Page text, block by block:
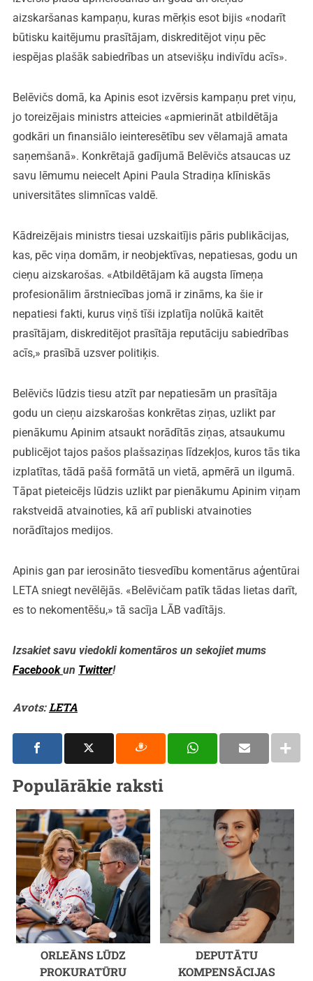
aizskaršanas kampaņu, kuras mērķis esot bijis «nodarīt
būtisku kaitējumu prasītājam, diskreditējot viņu pēc
iespējas plašāk sabiedrības un atsevišķu indivīdu acīs».
Belēvičs domā, ka Apinis esot izvērsis kampaņu pret viņu,
jo toreizējais ministrs atteicies «apmierināt atbildētāja
godkāri un finansiālo ieinteresētību sev vēlamajā amata
saņemšanā». Konkrētajā gadījumā Belēvičs atsaucas uz
savu lēmumu neiecelt Apini Paula Stradiņa klīniskās
universitātes slimnīcas valdē.
Kādreizējais ministrs tiesai uzskaitījis pāris publikācijas,
kas, pēc viņa domām, ir neobjektīvas, nepatiesas, godu un
cieņu aizskarošas. «Atbildētājam kā augsta līmeņa
profesionālim ārstniecības jomā ir zināms, ka šie ir
nepatiesi fakti, kurus viņš tīši izplatīja nolūkā kaitēt
prasītājam, diskreditējot prasītāja reputāciju sabiedrības
acīs,» prasībā uzsver politiķis.
Belēvičs lūdzis tiesu atzīt par nepatiesām un prasītāja
godu un cieņu aizskarošas konkrētas ziņas, uzlikt par
pienākumu Apinim atsaukt norādītās ziņas, atsaukumu
publicējot tajos pašos plašsaziņas līdzekļos, kuros tās tika
izplatītas, tādā pašā formātā un vietā, apmērā un ilgumā.
Tāpat pieteicējs lūdzis uzlikt par pienākumu Apinim viņam
rakstveidā atvainoties, kā arī publiski atvainoties
norādītajos medijos.
Apinis gan par ierosināto tiesvedību komentārus aģentūrai
LETA sniegt nevēlējās. «Belēvičam patīk tādas lietas darīt,
es to nekomentēšu,» tā sacīja LĀB vadītājs.
Izsakiet savu viedokli komentāros un sekojiet mums
Facebookun Twitter!
Avots:LETA
Populārākie raksti
ORLEĀNS LŪDZ
PROKURATŪRU
DEPUTĀTU
KOMPENSĀCIJAS